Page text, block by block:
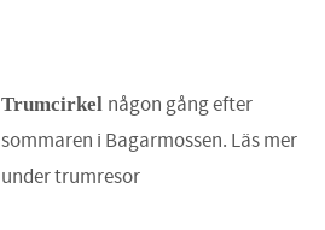
Trumcirkel någon gång efter
sommaren i Bagarmossen. Läs mer
under trumresor